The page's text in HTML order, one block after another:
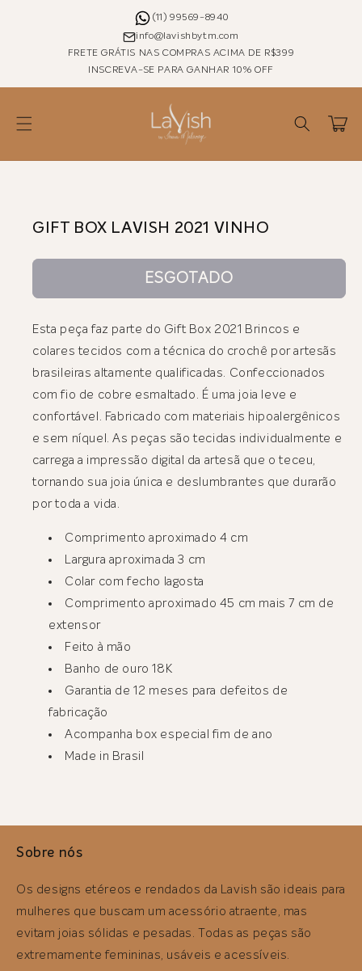
(11) 99569-8940
info@lavishbytm.com
FRETE GRÁTIS NAS COMPRAS ACIMA DE R$399
INSCREVA-SE PARA GANHAR 10% OFF
Carrinho
GIFT BOX LAVISH 2021 VINHO
ESGOTADO
Esta peça faz parte do Gift Box 2021 Brincos e
colares tecidos com a técnica do crochê por artesãs
brasileiras altamente qualificadas. Confeccionados
com fio de cobre esmaltado. É uma joia leve e
confortável. Fabricado com materiais hipoalergênicos
e sem níquel. As peças são tecidas individualmente e
carrega a impressão digital da artesã que o teceu,
tornando sua joia única e deslumbrantes que durarão
por toda a vida.
Comprimento aproximado 4 cm
Largura aproximada 3 cm
Colar com fecho lagosta
Comprimento aproximado 45 cm mais 7 cm de
extensor
Feito à mão
Banho de ouro 18K
Garantia de 12 meses para defeitos de
fabricação
Acompanha box especial fim de ano
Made in Brasil
Sobre nós
Os designs etéreos e rendados da Lavish são ideais para
mulheres que buscam um acessório atraente, mas
evitam joias sólidas e pesadas. Todas as peças são
extremamente femininas, usáveis ​​e acessíveis.